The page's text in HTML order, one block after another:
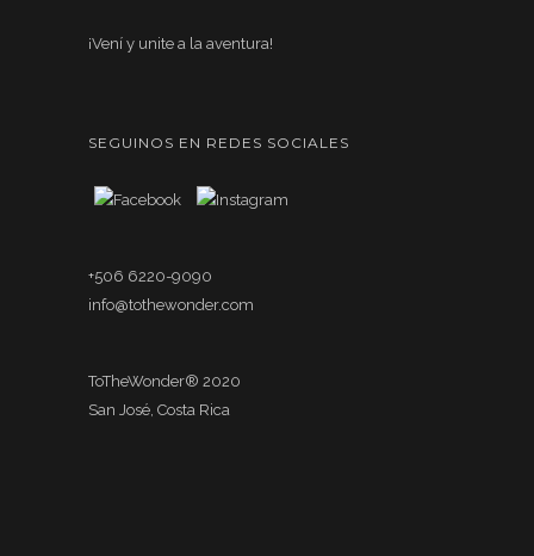
¡Vení y unite a la aventura!
SEGUINOS EN REDES SOCIALES
+506 6220-9090
info@tothewonder.com
ToTheWonder® 2020
San José, Costa Rica